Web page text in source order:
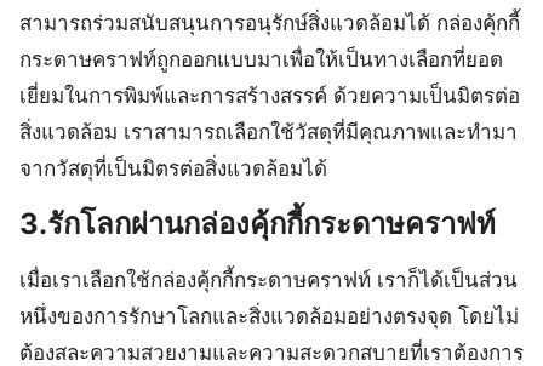
สามารถร่วมสนับสนุนการอนุรักษ์สิ่งแวดล้อมได้ กล่องคุ้กกี้
กระดาษคราฟท์ถูกออกแบบมาเพื่อให้เป็นทางเลือกที่ยอด
เยี่ยมในการพิมพ์และการสร้างสรรค์ ด้วยความเป็นมิตรต่อ
สิ่งแวดล้อม เราสามารถเลือกใช้วัสดุที่มีคุณภาพและทำมา
จากวัสดุที่เป็นมิตรต่อสิ่งแวดล้อมได้
3.รักโลกผ่านกล่องคุ้กกี้กระดาษคราฟท์
เมื่อเราเลือกใช้กล่องคุ้กกี้กระดาษคราฟท์ เราก็ได้เป็นส่วน
หนึ่งของการรักษาโลกและสิ่งแวดล้อมอย่างตรงจุด โดยไม่
ต้องสละความสวยงามและความสะดวกสบายที่เราต้องการ